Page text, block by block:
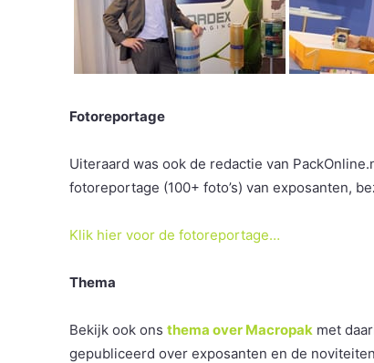
Fotoreportage
Uiteraard was ook de redactie van
fotoreportage (100+ foto’s) van exposanten,
Klik hier voor de fotoreportage…
Thema
Bekijk ook ons thema over Macropak met
gepubliceerd over exposanten en de